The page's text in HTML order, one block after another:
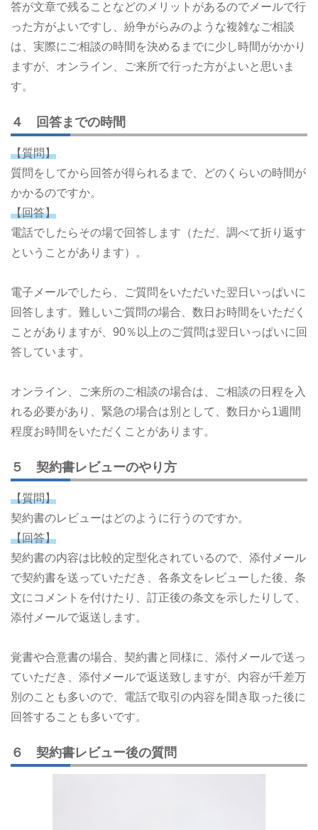
答が文章で残ることなどのメリットがあるのでメールで行
った方がよいですし、紛争がらみのような複雑なご相談
は、実際にご相談の時間を決めるまでに少し時間がかかり
ますが、オンライン、ご来所で行った方がよいと思いま
す。
４ 回答までの時間
【質問】
質問をしてから回答が得られるまで、どのくらいの時間が
かかるのですか。
【回答】
電話でしたらその場で回答します（ただ、調べて折り返す
ということがあります）。
電子メールでしたら、ご質問をいただいた翌日いっぱいに
回答します。難しいご質問の場合、数日お時間をいただく
ことがありますが、90％以上のご質問は翌日いっぱいに回
答しています。
オンライン、ご来所のご相談の場合は、ご相談の日程を入
れる必要があり、緊急の場合は別として、数日から1週間
程度お時間をいただくことがあります。
５ 契約書レビューのやり方
【質問】
契約書のレビューはどのように行うのですか。
【回答】
契約書の内容は比較的定型化されているので、添付メール
で契約書を送っていただき、各条文をレビューした後、条
文にコメントを付けたり、訂正後の条文を示したりして、
添付メールで返送します。
覚書や合意書の場合、契約書と同様に、添付メールで送っ
ていただき、添付メールで返送致しますが、内容が千差万
別のことも多いので、電話で取引の内容を聞き取った後に
回答することも多いです。
６ 契約書レビュー後の質問